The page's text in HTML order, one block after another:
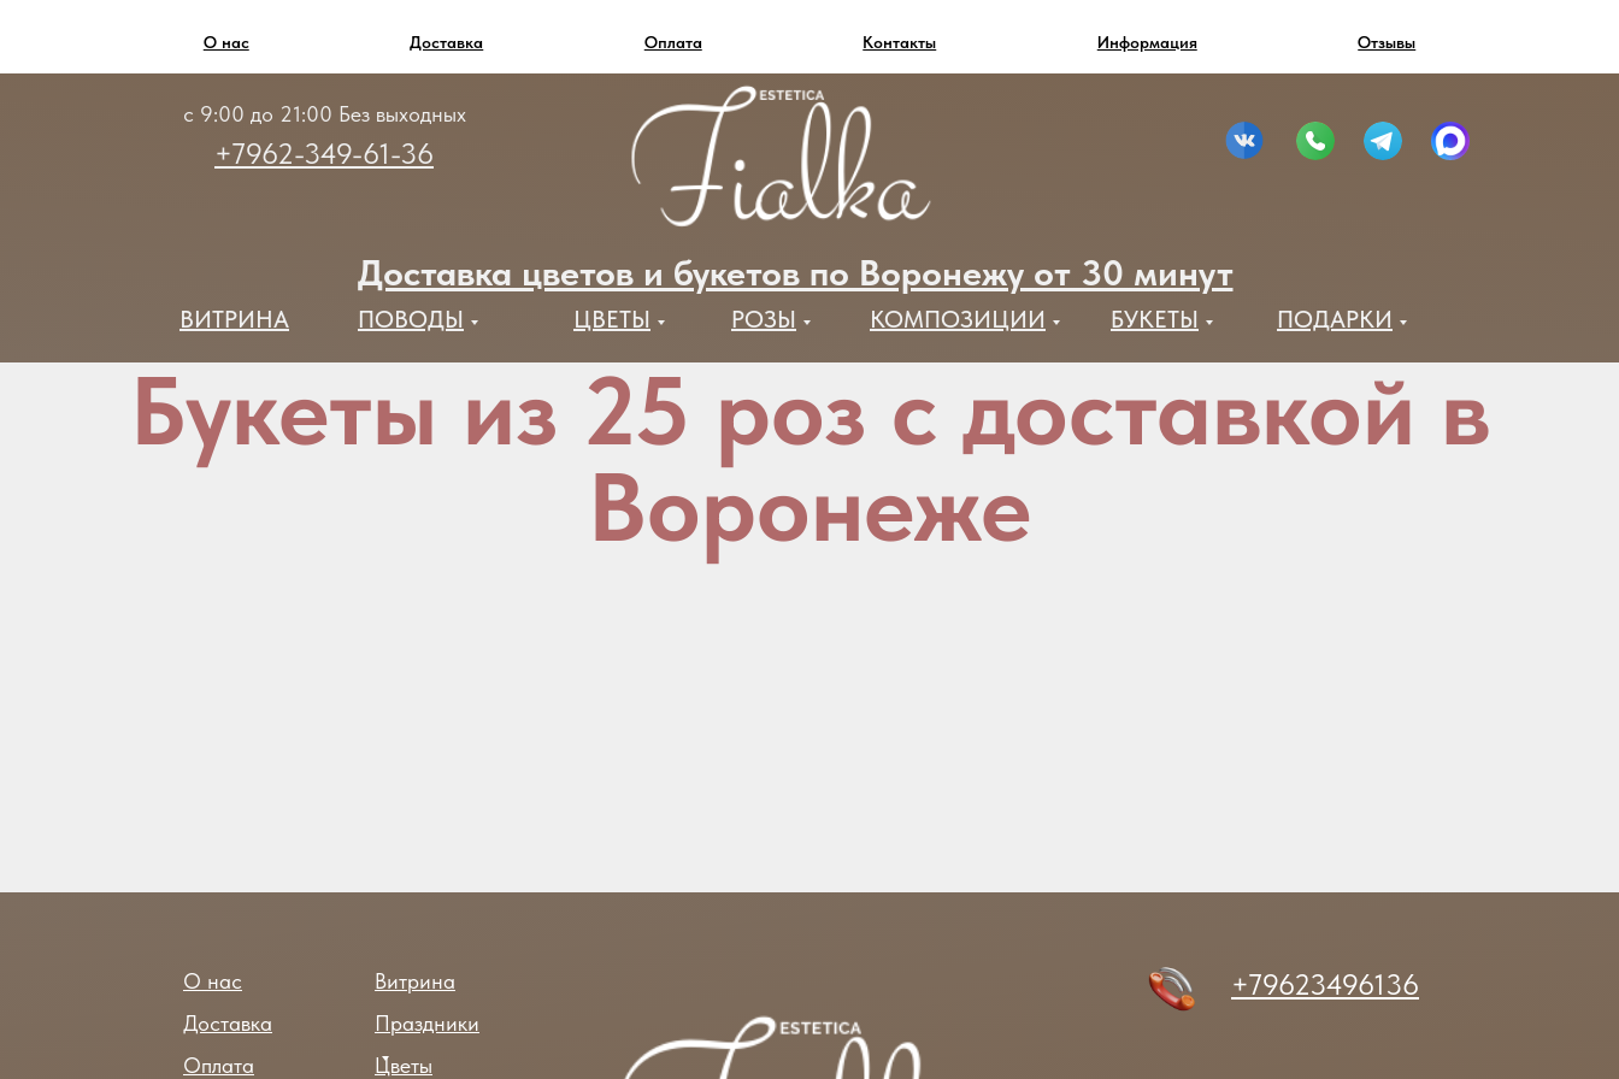
О нас Доставка Оплата Контакты Информация Отзывы
+7962-349-61-36
с 9:00 до 21:00 Без выходных
ВИТРИНА БУКЕТЫ
КОМПОЗИЦИИ
РОЗЫ
ЦВЕТЫ
ПОВОДЫ ПОДАРКИ
Доставка цветов и букетов по Воронежу от 30 минут
Букеты из 25 роз с доставкой в
Воронеже
О нас
Доставка
Оплата
Витрина
Праздники
Цветы
+79623496136